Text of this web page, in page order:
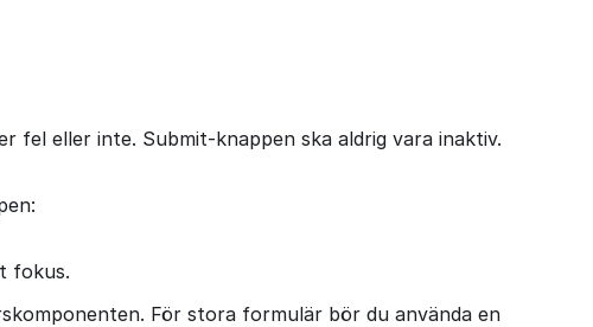
eller inte. Submit-knappen ska aldrig vara inaktiv.
fokus.
För stora formulär bör du använda en